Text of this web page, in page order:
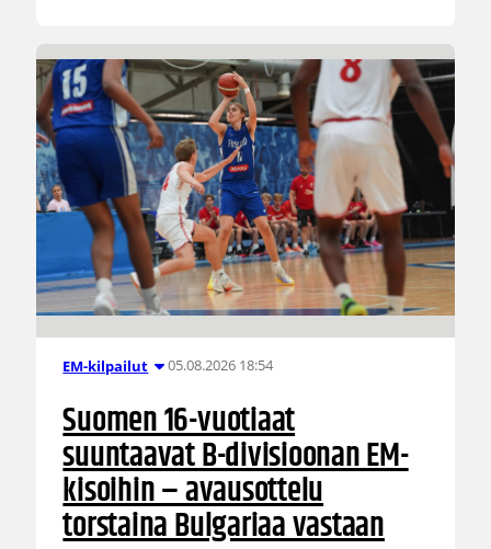
EM-kilpailut 05.08.2026 18:54
Suomen 16-vuotiaat
suuntaavat B-divisioonan EM-
kisoihin – avausottelu
torstaina Bulgariaa vastaan